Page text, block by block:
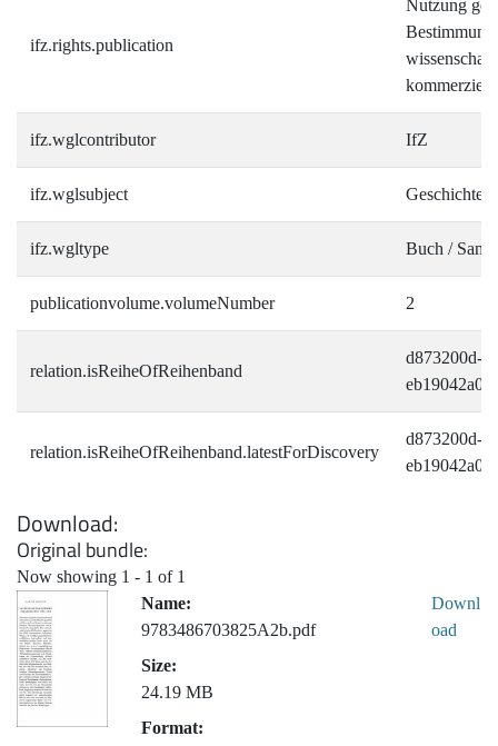
ifz.rights.publication
Nutzung
ifz.wglcontributor IfZ
ifz.wglsubject Geschichte
ifz.wgltype Buch /
publicationvolume.volumeNumber 2
relation.isReiheOfReihenband
d873200d-
relation.isReiheOfReihenband.latestForDiscovery
d873200d-
Download
Original bundle
Now showing 1 - 1 of 1
Name:
9783486703825A2b.pdf
Size:
24.19 MB
Format:
Downl
oad